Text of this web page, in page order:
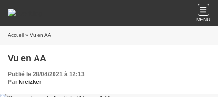
MENU
Accueil » Vu en AA
Vu en AA
Publié le 28/04/2021 à 12:13
Par kreizker